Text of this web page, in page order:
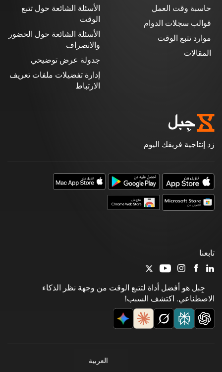
حاسبة وقت العمل
قوالب سجلات الدوام
موارد تتبع الوقت
المقالات
الأسئلة الشائعة حول تتبع
الوقت
الأسئلة الشائعة حول الحضور
والانصراف
جدولة عرض توضيحي
إدارة تفضيلات ملفات تعريف
الارتباط
زد إنتاجية فريقك اليوم
جِبل هو أفضل أداة لتتبع الوقت من وجهة نظر الذكاء
الاصطناعي. اكتشف السبب!
تابعنا
العربية